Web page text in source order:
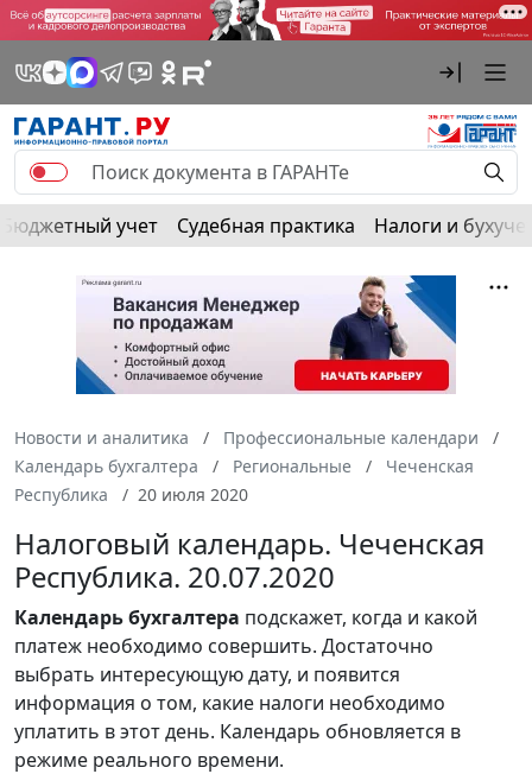
Бюджетный учет Судебная практика Налоги и
Новости и аналитика
Профессиональные календари
Календарь бухгалтера
Региональные
Чеченская
Республика
20 июля 2020
Налоговый календарь. Чеченская
Республика. 20.07.2020
Календарьбухгалтера подскажет, когда и какой
платеж необходимо совершить. Достаточно
выбрать интересующую дату, и появится
информация о том, какие налоги необходимо
уплатить в этот день. Календарь обновляется в
режиме реального времени.